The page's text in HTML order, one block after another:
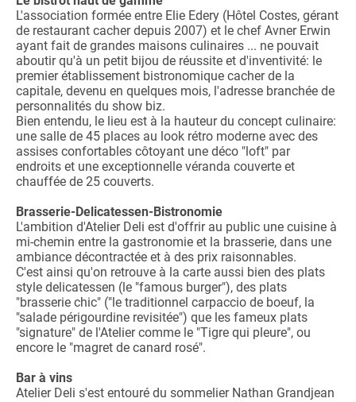
L'association formée entre Elie Edery (Hôtel Costes, gérant
de restaurant cacher depuis 2007) et le chef Avner Erwin
ayant fait de grandes maisons culinaires ... ne pouvait
aboutir qu'à un petit bijou de réussite et d'inventivité: le
premier établissement bistronomique cacher de la
capitale, devenu en quelques mois, l'adresse branchée de
personnalités du show biz.
Bien entendu, le lieu est à la hauteur du concept culinaire:
une salle de 45 places au look rétro moderne avec des
assises confortables côtoyant une déco "loft" par
endroits et une exceptionnelle véranda couverte et
chauffée de 25 couverts.
Brasserie-Delicatessen-Bistronomie
L'ambition d'Atelier Deli est d'offrir au public une cuisine à
mi-chemin entre la gastronomie et la brasserie, dans une
ambiance décontractée et à des prix raisonnables.
C'est ainsi qu'on retrouve à la carte aussi bien des plats
style delicatessen (le "famous burger"), des plats
"brasserie chic" ("le traditionnel carpaccio de boeuf, la
"salade périgourdine revisitée") que les fameux plats
"signature" de l'Atelier comme le "Tigre qui pleure", ou
encore le "magret de canard rosé".
Bar à vins
Atelier Deli s'est entouré du sommelier Nathan Grandjean